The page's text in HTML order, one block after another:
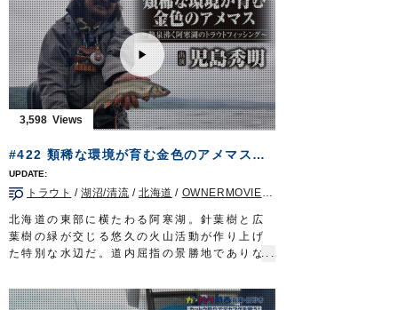
市の釣具店店長、中嶋和輝さん。
スピニングタックルを駆使しオモリグ仕掛け
で誘う。京丹後の夜を彩るシロイカの煌め
き。こだわりのメソッドで山陰の豊穣を味わ
い尽くす。
■タックル
ロッド：オモリグ用ロッド 7ft
リール：中型スピニングリール
リーダー：フロロ 3号
オモリ：20～25号
仕掛け：からまんオモリグリーダー シングル
100cm/150cm
エギ：
Draw4 2.5号
放送日 2020年7月19日
OWNERMOVIE
http://ownertv.jp/
http://www.owner.co.jp
3,598
#422 類稀な環境が育む金色のアメマス～熱泉沸く阿寒湖のトラウトフィッシング～
トラウト /湖沼/清流 /北海道 / OWNERMOVIE（夢釣行）
北海道の東部に横たわる阿寒湖。針葉樹と広
葉樹の緑が交じる悠久の火山活動が作り上げ
た特別な水辺だ。道内屈指の景勝地でありな
として全国に名を馳せる。人気の理由は金色
に染まるアメマスの存在。カルデラ湖の類稀